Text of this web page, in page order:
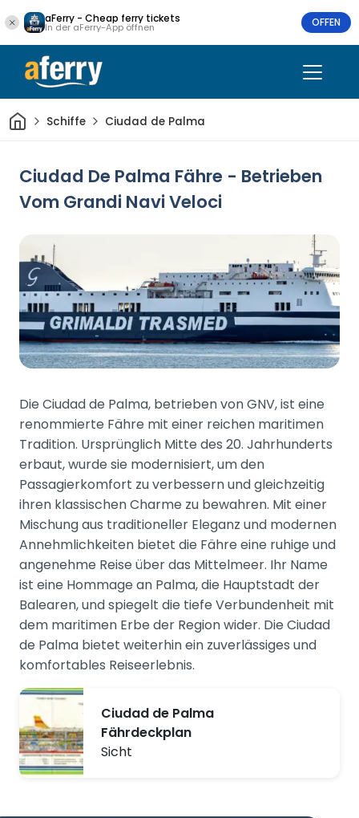
aFerry - Cheap ferry tickets
In der aFerry-App öffnen OFFEN
HeimSchiffe Ciudad de Palma
Ciudad De Palma Fähre - Betrieben
Vom Grandi Navi Veloci
Die Ciudad de Palma, betrieben von GNV, ist eine
renommierte Fähre mit einer reichen maritimen
Tradition. Ursprünglich Mitte des 20. Jahrhunderts
erbaut, wurde sie modernisiert, um den
Passagierkomfort zu verbessern und gleichzeitig
ihren klassischen Charme zu bewahren. Mit einer
Mischung aus traditioneller Eleganz und modernen
Annehmlichkeiten bietet die Fähre eine ruhige und
angenehme Reise über das Mittelmeer. Ihr Name
ist eine Hommage an Palma, die Hauptstadt der
Balearen, und spiegelt die tiefe Verbundenheit mit
dem maritimen Erbe der Region wider. Die Ciudad
de Palma bietet weiterhin ein zuverlässiges und
komfortables Reiseerlebnis.
Ciudad de Palma
Fährdeckplan
Sicht